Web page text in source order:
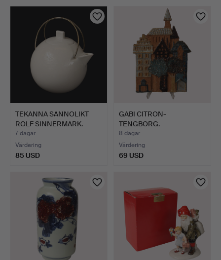
TEKANNA SANNOLIKT
ROLF SINNERMARK.
osigner…
7 dagar
Värdering
85 USD
GABI CITRON-
TENGBORG.
Väggrelief/skulptur …
8 dagar
Värdering
69 USD